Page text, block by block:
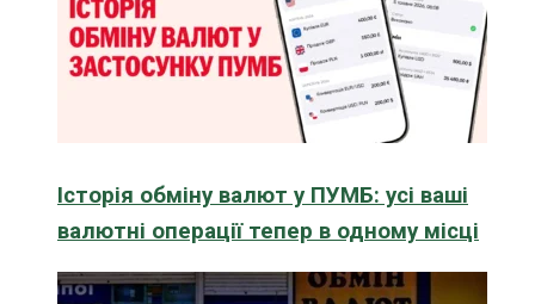
Історія обміну валют у ПУМБ: усі ваші
валютні операції тепер в одному місці